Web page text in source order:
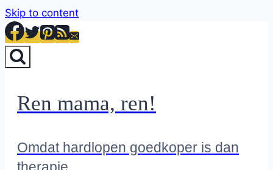
Skip to content
Ren mama, ren!
Omdat hardlopen goedkoper is dan